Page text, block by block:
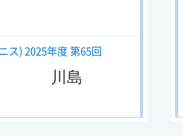
ス) 2025年度 第65回
川島